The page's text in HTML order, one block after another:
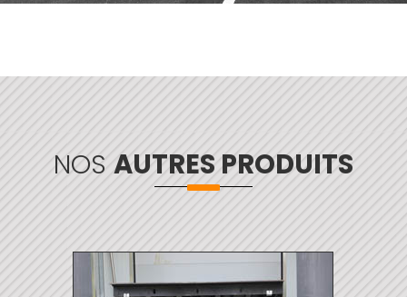
NOS AUTRES PRODUITS